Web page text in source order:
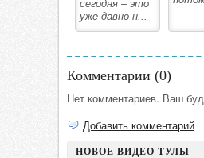
сегодня – это
уже давно н...
Комментарии (0)
Нет комментариев. Ваш
Добавить комментарий
НОВОЕ ВИДЕО ТУЛЫ